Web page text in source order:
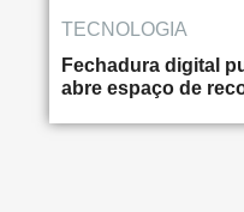
TECNOLOGIA
Fechadura digital
abre espaço de